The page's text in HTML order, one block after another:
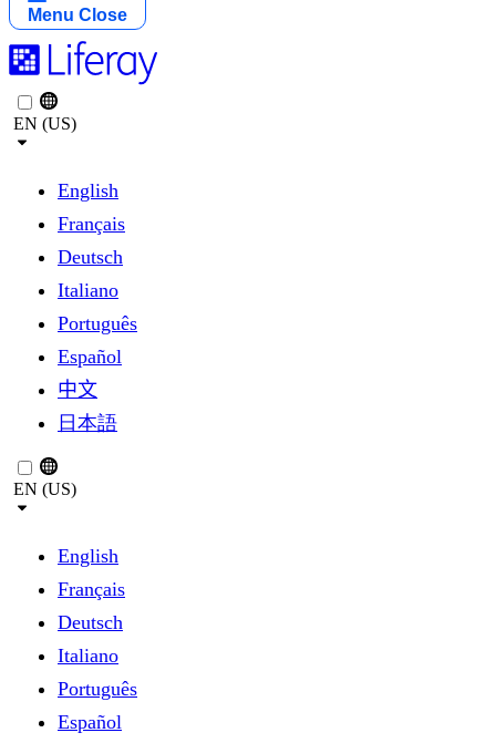
Menu Close
EN (US)
English
Français
Deutsch
Italiano
Português
Español
中文
日本語
EN (US)
English
Français
Deutsch
Italiano
Português
Español